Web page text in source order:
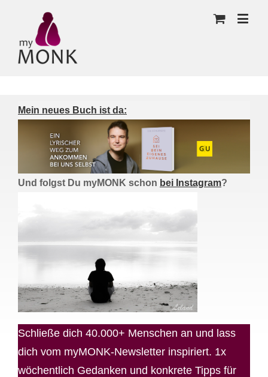
Mein neues Buch ist da:
Und folgst Du myMONK schon bei Instagram?
Schließe dich 40.000+ Menschen an und lass
dich vom myMONK-Newsletter inspiriert. 1x
wöchentlich Gedanken und konkrete Tipps für